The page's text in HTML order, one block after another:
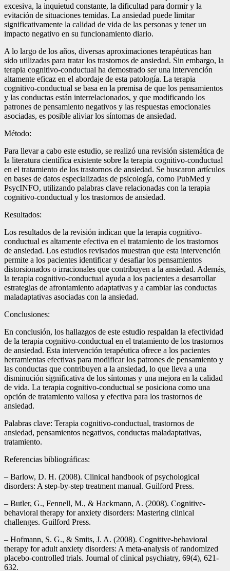
excesiva, la inquietud constante, la dificultad para dormir y la
evitación de situaciones temidas. La ansiedad puede limitar
significativamente la calidad de vida de las personas y tener un
impacto negativo en su funcionamiento diario.
A lo largo de los años, diversas aproximaciones terapéuticas han
sido utilizadas para tratar los trastornos de ansiedad. Sin embargo, la
terapia cognitivo-conductual ha demostrado ser una intervención
altamente eficaz en el abordaje de esta patología. La terapia
cognitivo-conductual se basa en la premisa de que los pensamientos
y las conductas están interrelacionados, y que modificando los
patrones de pensamiento negativos y las respuestas emocionales
asociadas, es posible aliviar los síntomas de ansiedad.
Método:
Para llevar a cabo este estudio, se realizó una revisión sistemática de
la literatura científica existente sobre la terapia cognitivo-conductual
en el tratamiento de los trastornos de ansiedad. Se buscaron artículos
en bases de datos especializadas de psicología, como PubMed y
PsycINFO, utilizando palabras clave relacionadas con la terapia
cognitivo-conductual y los trastornos de ansiedad.
Resultados:
Los resultados de la revisión indican que la terapia cognitivo-
conductual es altamente efectiva en el tratamiento de los trastornos
de ansiedad. Los estudios revisados muestran que esta intervención
permite a los pacientes identificar y desafiar los pensamientos
distorsionados o irracionales que contribuyen a la ansiedad. Además,
la terapia cognitivo-conductual ayuda a los pacientes a desarrollar
estrategias de afrontamiento adaptativas y a cambiar las conductas
maladaptativas asociadas con la ansiedad.
Conclusiones:
En conclusión, los hallazgos de este estudio respaldan la efectividad
de la terapia cognitivo-conductual en el tratamiento de los trastornos
de ansiedad. Esta intervención terapéutica ofrece a los pacientes
herramientas efectivas para modificar los patrones de pensamiento y
las conductas que contribuyen a la ansiedad, lo que lleva a una
disminución significativa de los síntomas y una mejora en la calidad
de vida. La terapia cognitivo-conductual se posiciona como una
opción de tratamiento valiosa y efectiva para los trastornos de
ansiedad.
Palabras clave: Terapia cognitivo-conductual, trastornos de
ansiedad, pensamientos negativos, conductas maladaptativas,
tratamiento.
Referencias bibliográficas:
– Barlow, D. H. (2008). Clinical handbook of psychological
disorders: A step-by-step treatment manual. Guilford Press.
– Butler, G., Fennell, M., & Hackmann, A. (2008). Cognitive-
behavioral therapy for anxiety disorders: Mastering clinical
challenges. Guilford Press.
– Hofmann, S. G., & Smits, J. A. (2008). Cognitive-behavioral
therapy for adult anxiety disorders: A meta-analysis of randomized
placebo-controlled trials. Journal of clinical psychiatry, 69(4), 621-
632.